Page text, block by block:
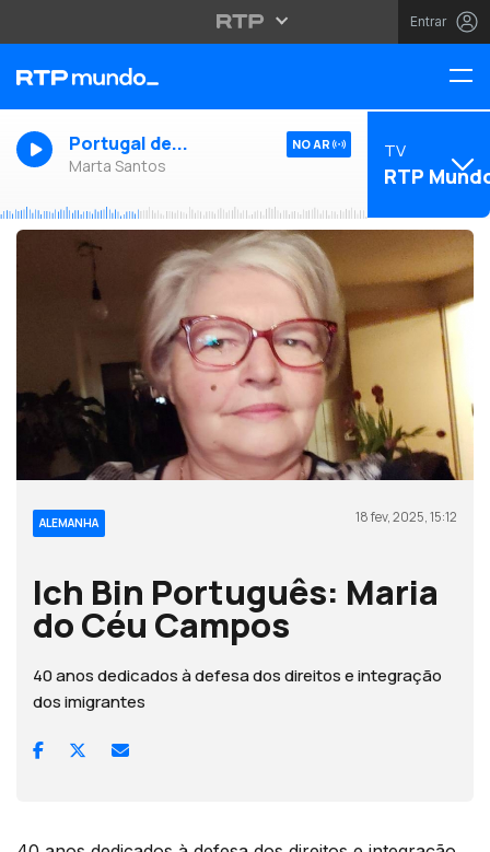
Entrar
Portugal de...
Marta Santos
NO AR TV
RTP
ALEMANHA 18 fev, 2025, 15:12
Ich Bin Português: Maria
do Céu Campos
40 anos dedicados à defesa dos direitos e integração
dos imigrantes